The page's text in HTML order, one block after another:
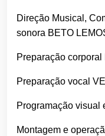
Direção Musical,
sonora BETO
Preparação corporal
Preparação vocal
Programação visual
Montagem e